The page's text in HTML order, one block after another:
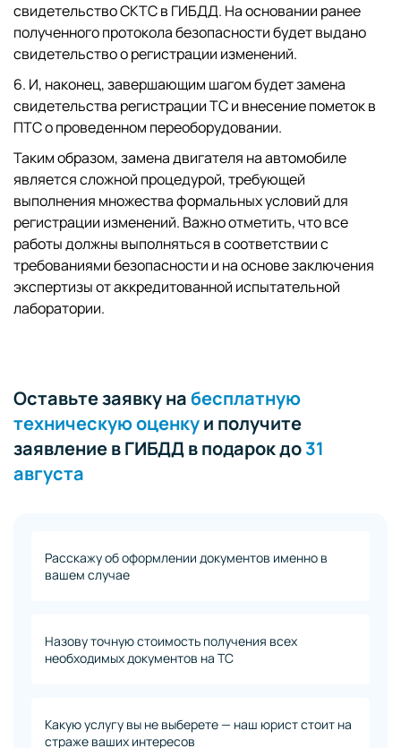
свидетельство СКТС в ГИБДД. На основании ранее
полученного протокола безопасности будет выдано
свидетельство о регистрации изменений.
И, наконец, завершающим шагом будет замена
свидетельства регистрации ТС и внесение пометок в
ПТС о проведенном переоборудовании.
Таким образом, замена двигателя на автомобиле
является сложной процедурой, требующей
выполнения множества формальных условий для
регистрации изменений. Важно отметить, что все
работы должны выполняться в соответствии с
требованиями безопасности и на основе заключения
экспертизы от аккредитованной испытательной
лаборатории.
Оставьте заявку набесплатную
техническую оценкуи получите
заявление в ГИБДД в подарок до31
августа
Расскажу об оформлении документов именно в
вашем случае
Назову точную стоимость получения всех
необходимых документов на ТС
Какую услугу вы не выберете — наш юрист стоит на
страже ваших интересов